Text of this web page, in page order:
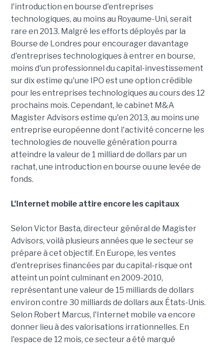
l'introduction en bourse d'entreprises
technologiques, au moins au Royaume-Uni, serait
rare en 2013. Malgré les efforts déployés par la
Bourse de Londres pour encourager davantage
d'entreprises technologiques à entrer en bourse,
moins d'un professionnel du capital-investissement
sur dix estime qu'une IPO est une option crédible
pour les entreprises technologiques au cours des 12
prochains mois. Cependant, le cabinet M&A
Magister Advisors estime qu'en 2013, au moins une
entreprise européenne dont l'activité concerne les
technologies de nouvelle génération pourra
atteindre la valeur de 1 milliard de dollars par un
rachat, une introduction en bourse ou une levée de
fonds.
L'Internet mobile attire encore les capitaux
Selon Victor Basta, directeur général de Magister
Advisors, voilà plusieurs années que le secteur se
prépare à cet objectif. En Europe, les ventes
d'entreprises financées par du capital-risque ont
atteint un point culminant en 2009-2010,
représentant une valeur de 15 milliards de dollars
environ contre 30 milliards de dollars aux États-Unis.
Selon Robert Marcus, l'Internet mobile va encore
donner lieu à des valorisations irrationnelles. En
l'espace de 12 mois, ce secteur a été marqué